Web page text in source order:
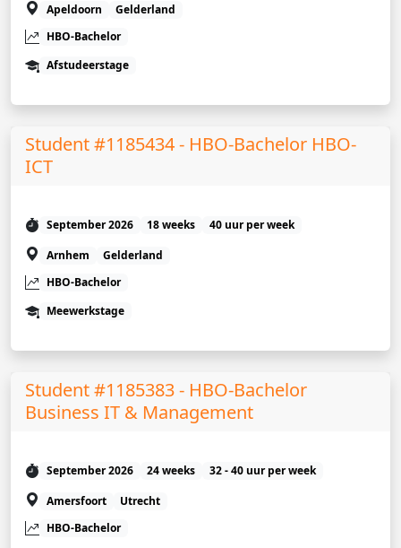
Apeldoorn
Gelderland
HBO-Bachelor
Afstudeerstage
Student #1185434 - HBO-Bachelor HBO-
ICT
September 2026 18 weeks
40 uur per week
Arnhem
Gelderland
HBO-Bachelor
Meewerkstage
Student #1185383 - HBO-Bachelor
Business IT & Management
September 2026 24 weeks
32 - 40 uur per week
Amersfoort
Utrecht
HBO-Bachelor